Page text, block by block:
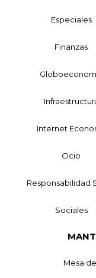
Especiales
Finanzas
Internet
Ocio
Responsabilidad
Sociales
Mesa